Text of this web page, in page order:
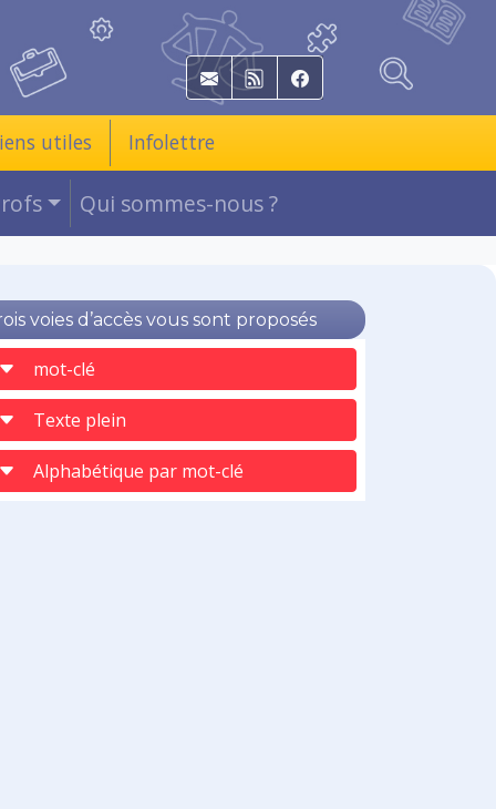
E-mail RSS Facebook
utiles Infolettre
Qui sommes-nous ?
voies d’accès vous sont proposés
mot-clé
Texte plein
Alphabétique par mot-clé